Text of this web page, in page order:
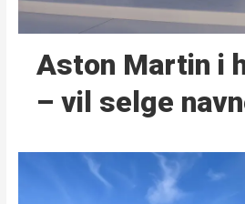
Aston Martin i
– vil selge